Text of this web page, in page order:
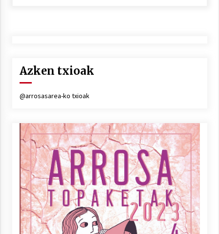
Azken txioak
@arrosasarea-ko txioak